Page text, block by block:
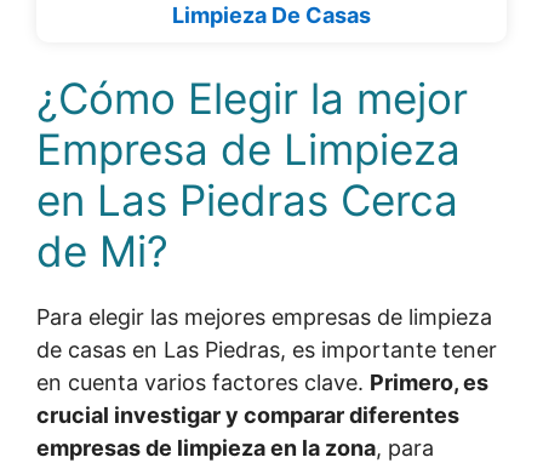
Limpieza De Casas
¿Cómo Elegir la mejor
Empresa de Limpieza
en Las Piedras Cerca
de Mi?
Para elegir las mejores empresas de limpieza
de casas en Las Piedras, es importante tener
en cuenta varios factores clave. Primero, es
crucial investigar y comparar diferentes
empresas de limpieza en la zona, para